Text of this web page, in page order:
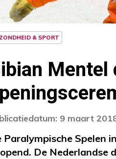
& SPORT
9 maart
Paralympische Spelen
De Nederlandse